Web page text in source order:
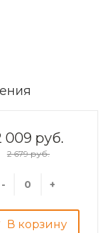
009 руб.
2 679 руб.
- +
В корзину